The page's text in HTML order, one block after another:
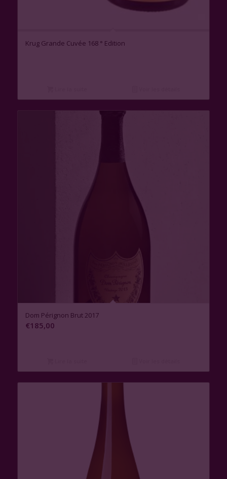
Krug Grande Cuvée 168 ° Edition
Dom Pérignon Brut 2017
€185,00